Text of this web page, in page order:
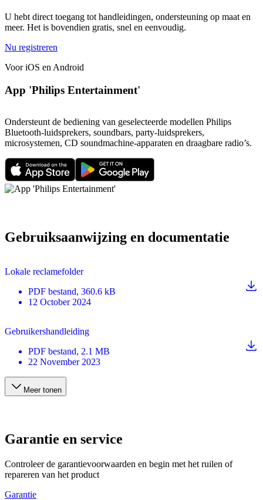
U hebt direct toegang tot handleidingen, ondersteuning op maat en
meer. Het is bovendien gratis, snel en eenvoudig.
Nu registreren
Voor iOS en Android
App 'Philips Entertainment'
Ondersteunt de bediening van geselecteerde modellen Philips
Bluetooth-luidsprekers, soundbars, party-luidsprekers,
microsystemen, CD soundmachine-apparaten en draagbare radio’s.
Gebruiksaanwijzing en documentatie
Lokale reclamefolder
PDF bestand, 360.6 kB
12 October 2024
Gebruikershandleiding
PDF bestand, 2.1 MB
22 November 2023
Meer tonen
Garantie en service
Controleer de garantievoorwaarden en begin met het ruilen of
repareren van het product
Garantie